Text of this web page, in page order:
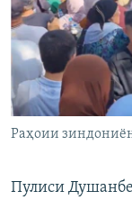
Раҳоии
Пулиси